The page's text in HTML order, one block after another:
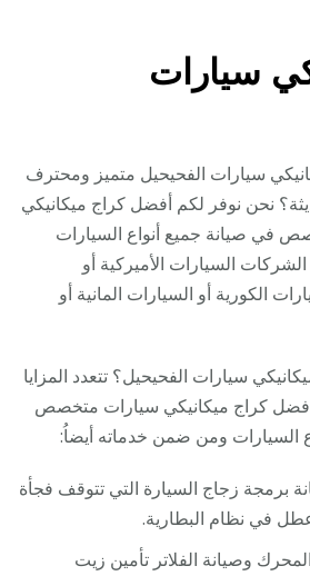
سيارات
سيارات الفحيحيل متميز ومحترف
نحن نوفر لكم أفضل كراج ميكانيكي
في صيانة جميع أنواع السيارات
السيارات الأميركية أو
الكورية أو السيارات المانية أو
سيارات الفحيحيل؟ تتعدد المزايا
كراج ميكانيكي سيارات متخصص
السيارات ومن ضمن خدماته أيضاُ:
برمجة زجاج السيارة التي تتوقف فجأة
في نظام البطارية.
وصيانة الفلاتر تأمين زيت